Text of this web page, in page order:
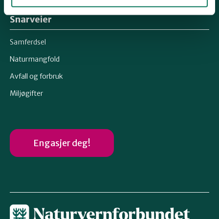
Snarveier
Samferdsel
Naturmangfold
Avfall og forbruk
Miljøgifter
Engasjer deg!